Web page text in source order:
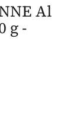
Al
g -